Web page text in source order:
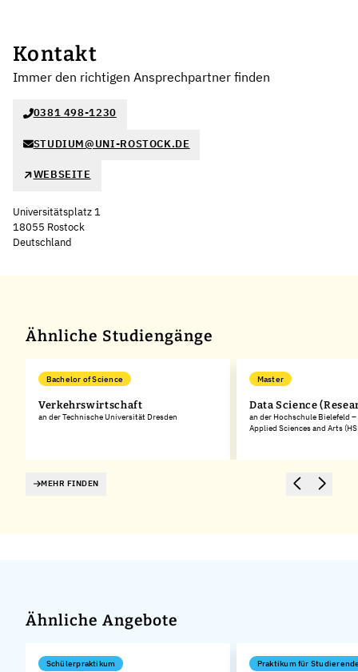
Kontakt
Immer den richtigen Ansprechpartner finden
0381 498-1230
STUDIUM@UNI-ROSTOCK.DE
WEBSEITE
Universitätsplatz 1
18055 Rostock
Deutschland
Ähnliche Studiengänge
Bachelor of Science
Verkehrswirtschaft
an der Technische Universität Dresden
Master
Data Science
an der Hochschule Bielefeld
Applied Sciences and Arts
MEHR FINDEN
Ähnliche Angebote
Schülerpraktikum Praktikum für